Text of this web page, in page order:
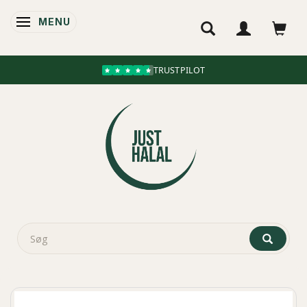
SKIFTE NAVIGATION
MENU
TRUSTPILOT